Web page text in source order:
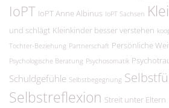
IoPT IoPT Anne Albinus IoPT Sachsen
und schlägt Kleinkinder besser verstehen
Tochter-Beziehung Partnerschaft Persönliche
Psychologische Beratung Psychosomatik
Schuldgefühle Selbstbegegnung
Selbstreflexion Streit unter Eltern